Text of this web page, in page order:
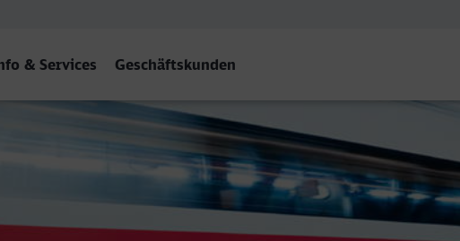
& Services Geschäftskunden
Hbf